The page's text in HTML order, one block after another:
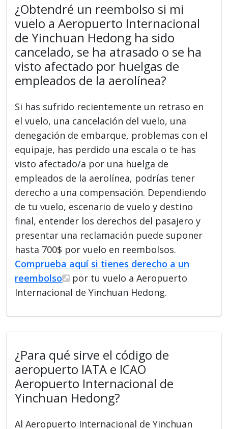
¿Obtendré un reembolso si mi
vuelo a Aeropuerto Internacional
de Yinchuan Hedong ha sido
cancelado, se ha atrasado o se ha
visto afectado por huelgas de
empleados de la aerolínea?
Si has sufrido recientemente un retraso en
el vuelo, una cancelación del vuelo, una
denegación de embarque, problemas con el
equipaje, has perdido una escala o te has
visto afectado/a por una huelga de
empleados de la aerolínea, podrías tener
derecho a una compensación. Dependiendo
de tu vuelo, escenario de vuelo y destino
final, entender los derechos del pasajero y
presentar una reclamación puede suponer
hasta 700$ por vuelo en reembolsos.
Comprueba aquí si tienes derecho a un
reembolso
por tu vuelo a Aeropuerto
Internacional de Yinchuan Hedong.
¿Para qué sirve el código de
aeropuerto IATA e ICAO
Aeropuerto Internacional de
Yinchuan Hedong?
Al Aeropuerto Internacional de Yinchuan